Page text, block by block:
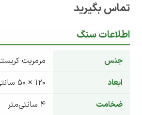
تماس بگیرید
اطلاعات سنگ
جنس
مرمریت کریستال
ابعاد
۱۲۰ × ۵۰ سانتی‌متر
ضخامت